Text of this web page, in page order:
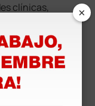
clínicas,
son
Trendelenburg
que también
reduciendo
×